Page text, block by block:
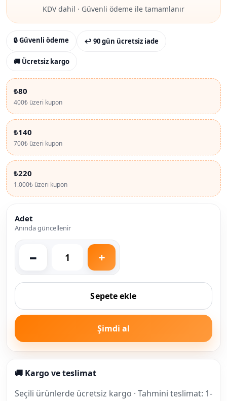
KDV dahil · Güvenli ödeme ile tamamlanır
🔒 Güvenli ödeme ↩ 90 gün ücretsiz iade
🚚 Ücretsiz kargo
₺80
400₺ üzeri kupon
₺140
700₺ üzeri kupon
₺220
1.000₺ üzeri kupon
Adet
Anında güncellenir
Sepete ekle
Şimdi al
🚚 Kargo ve teslimat
Seçili ürünlerde ücretsiz kargo · Tahmini teslimat: 1-